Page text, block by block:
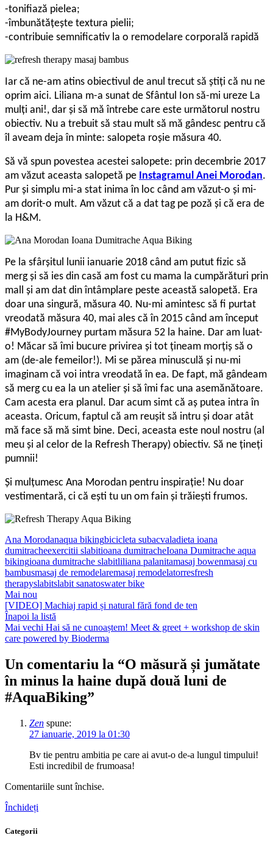
-tonifiază pielea;
-îmbunătăţeşte textura pielii;
-contribuie semnificativ la o remodelare corporală rapidă
Iar că ne-am atins obiectivul de anul trecut să știți că nu ne
oprim aici. Liliana m-a sunat de Sfântul Ion să-mi ureze La
mulți ani!, dar și să mă întrebe care este următorul nostru
obiectiv. Nu a trebuit să stau mult să mă gândesc pentru că
îl aveam deja în minte: salopeta roșie măsura 40.
Să vă spun povestea acestei salopete: prin decembrie 2017
am văzut aceasta salopetă pe Instagramul Anei Morodan.
Pur și simplu mi-a stat inima în loc când am văzut-o și mi-
am dorit-o mult. Am văzut că a dat tag pe poză și că era de
la H&M.
Pe la sfârșitul lunii ianuarie 2018 când am putut fizic să
merg și să ies din casă am fost cu mama la cumpărături prin
mall și am dat din întâmplare peste această salopetă. Era
doar una singură, măsura 40. Nu-mi amintesc să fi purtat
vreodată măsura 40, mai ales că în 2015 când am început
#MyBodyJourney purtam măsura 52 la haine. Dar am luat-
o! Măcar să îmi bucure privirea și tot țineam morțiș să o
am (de-ale femeilor!). Mi se părea minusculă și nu-mi
imaginam că voi intra vreodată în ea. De fapt, mă gândeam
să merg cu ea la un atelier și să îmi fac una asemănătoare.
Cam acesta era planul. Dar acum simt că aș putea intra în
aceasta. Oricum, faptul că am reușit să intru și doar atât
mă face să mă simt bine. Deci, aceasta este noul nostru (al
meu și al celor de la Refresh Therapy) obiectiv. Să ne țineți
pumnii!
Și mulțumesc Ana Morodan pentru inspirație! Nu doar
vestimentară, ci că ești tu un om fain și trăiești frumos.
Ana Morodanaqua bikingbicicleta subacvaladieta ioana
dumitracheexercitii slabitioana dumitracheIoana Dumitrache aqua
bikingioana dumitrache slabitliliana palanitamasaj bowenmasaj cu
bambusmasaj de remodelaremasaj remodelatorresfresh
therapyslabitslabit sanatoswater bike
Mai nou
[VIDEO] Machiaj rapid și natural fără fond de ten
Înapoi la listă
Mai vechi Hai să ne cunoaștem! Meet & greet + workshop de skin
care powered by Bioderma
Un comentariu la “O măsură și jumătate
în minus la haine după două luni de
#AquaBiking”
Zen spune:
27 ianuarie, 2019 la 01:30
Bv tie pentru ambitia pe care ai avut-o de-a lungul timpului!
Esti incredibil de frumoasa!
Comentariile sunt închise.
Închideți
Categorii